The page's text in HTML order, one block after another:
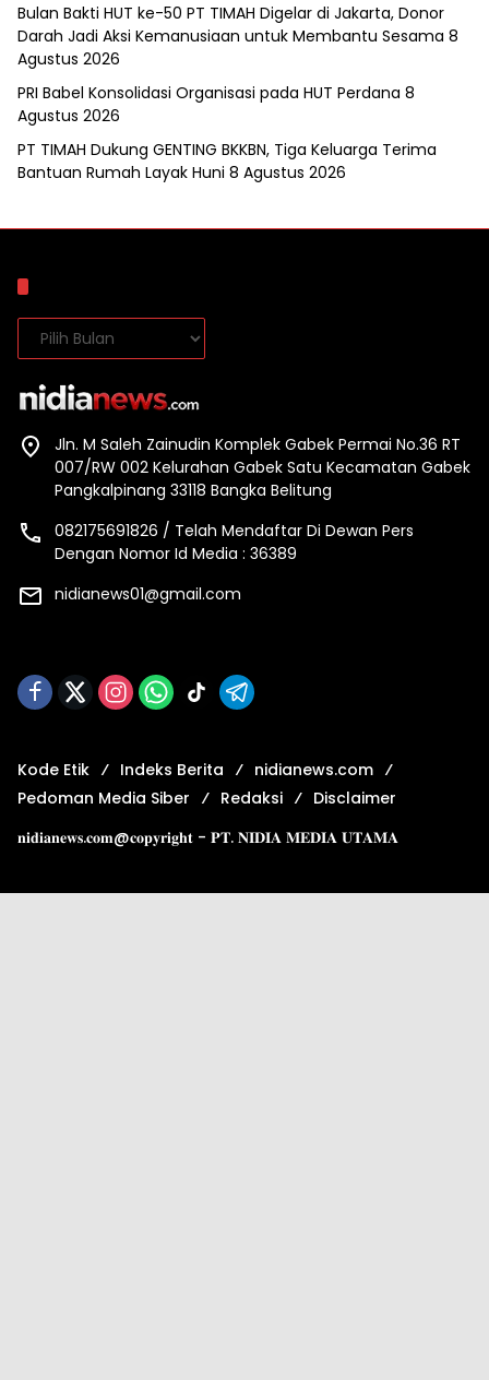
Bulan Bakti HUT ke-50 PT TIMAH Digelar di Jakarta, Donor
Darah Jadi Aksi Kemanusiaan untuk Membantu Sesama 8
Agustus 2026
PRI Babel Konsolidasi Organisasi pada HUT Perdana 8
Agustus 2026
PT TIMAH Dukung GENTING BKKBN, Tiga Keluarga Terima
Bantuan Rumah Layak Huni 8 Agustus 2026
Arsip
Jln. M Saleh Zainudin Komplek Gabek Permai No.36 RT
007/RW 002 Kelurahan Gabek Satu Kecamatan Gabek
Pangkalpinang 33118 Bangka Belitung
082175691826 / Telah Mendaftar Di Dewan Pers
Dengan Nomor Id Media : 36389
nidianews01@gmail.com
Kode Etik Indeks Berita
nidianews.com
Pedoman Media Siber
Redaksi
Disclaimer
𝐧𝐢𝐝𝐢𝐚𝐧𝐞𝐰𝐬.𝐜𝐨𝐦@𝐜𝐨𝐩𝐲𝐫𝐢𝐠𝐡𝐭 - 𝐏𝐓. 𝐍𝐈𝐃𝐈𝐀 𝐌𝐄𝐃𝐈𝐀 𝐔𝐓𝐀𝐌𝐀